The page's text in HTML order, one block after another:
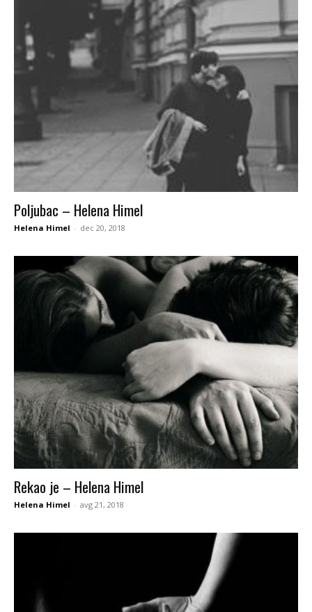
Poljubac – Helena Himel
Helena Himel - dec 20, 2018
Rekao je – Helena Himel
Helena Himel - avg 21, 2018